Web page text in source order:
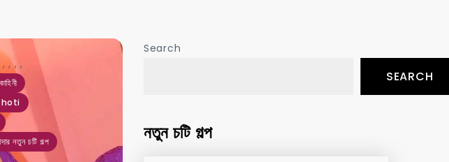
,,,,
নতুন চটি গল্প
Search
SEARCH
নতুন চটি গল্প